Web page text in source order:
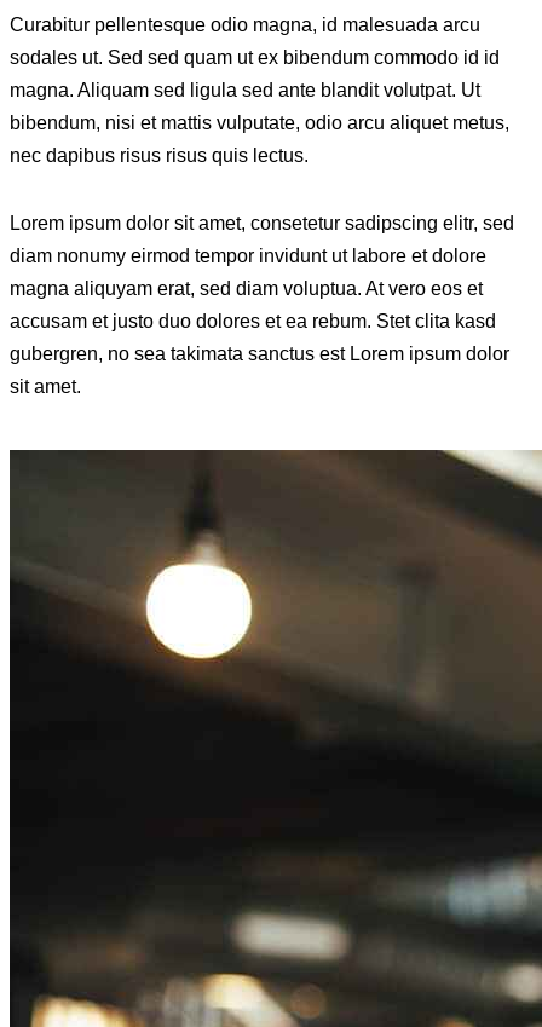
Curabitur pellentesque odio magna, id malesuada arcu
sodales ut. Sed sed quam ut ex bibendum commodo id id
magna. Aliquam sed ligula sed ante blandit volutpat. Ut
bibendum, nisi et mattis vulputate, odio arcu aliquet metus,
nec dapibus risus risus quis lectus.
Lorem ipsum dolor sit amet, consetetur sadipscing elitr, sed
diam nonumy eirmod tempor invidunt ut labore et dolore
magna aliquyam erat, sed diam voluptua. At vero eos et
accusam et justo duo dolores et ea rebum. Stet clita kasd
gubergren, no sea takimata sanctus est Lorem ipsum dolor
sit amet.